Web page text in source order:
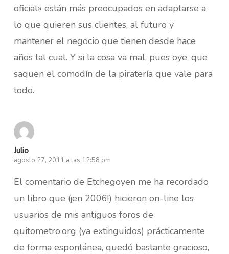
oficial» están más preocupados en adaptarse a
lo que quieren sus clientes, al futuro y
mantener el negocio que tienen desde hace
años tal cual. Y si la cosa va mal, pues oye, que
saquen el comodín de la piratería que vale para
todo.
Julio
agosto 27, 2011 a las 12:58 pm
El comentario de Etchegoyen me ha recordado
un libro que (¡en 2006!) hicieron on-line los
usuarios de mis antiguos foros de
quitometro.org (ya extinguidos) prácticamente
de forma espontánea, quedó bastante gracioso,